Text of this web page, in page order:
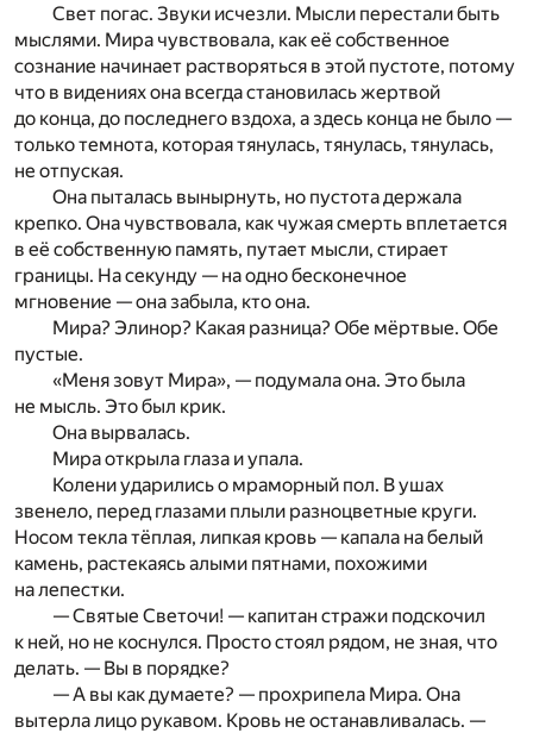
Свет погас. Звуки исчезли. Мысли перестали быть
мыслями. Мира чувствовала, как её собственное
сознание начинает растворяться в этой пустоте, потому
что в видениях она всегда становилась жертвой
до конца, до последнего вздоха, а здесь конца не было —
только темнота, которая тянулась, тянулась, тянулась,
не отпуская.
Она пыталась вынырнуть, но пустота держала
крепко. Она чувствовала, как чужая смерть вплетается
в её собственную память, путает мысли, стирает
границы. На секунду — на одно бесконечное
мгновение — она забыла, кто она.
Мира? Элинор? Какая разница? Обе мёртвые. Обе
пустые.
«Меня зовут Мира», — подумала она. Это была
не мысль. Это был крик.
Она вырвалась.
Мира открыла глаза и упала.
Колени ударились о мраморный пол. В ушах
звенело, перед глазами плыли разноцветные круги.
Носом текла тёплая, липкая кровь — капала на белый
камень, растекаясь алыми пятнами, похожими
на лепестки.
— Святые Светочи! — капитан стражи подскочил
к ней, но не коснулся. Просто стоял рядом, не зная, что
делать. — Вы в порядке?
— А вы как думаете? — прохрипела Мира. Она
вытерла лицо рукавом. Кровь не останавливалась. —